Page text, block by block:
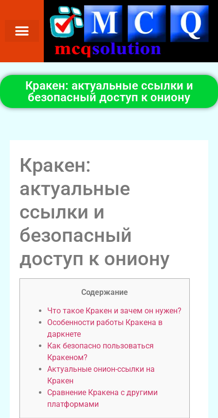
Кракен: актуальные ссылки и
безопасный доступ к ониону
Кракен:
актуальные
ссылки и
безопасный
доступ к ониону
Содержание
Что такое Кракен и зачем он нужен?
Особенности работы Кракена в
даркнете
Как безопасно пользоваться
Кракеном?
Актуальные онион-ссылки на
Кракен
Сравнение Кракена с другими
платформами